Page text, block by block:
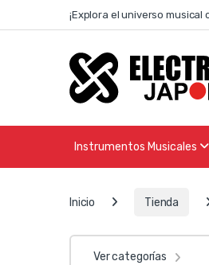
Skip to navigation
Skip to content¡Explora el universo
Instrumentos Musicales
Inicio Tienda
Ver categorías